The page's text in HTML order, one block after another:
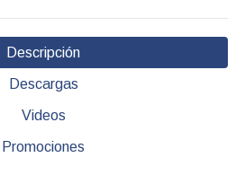
Descripción
Descargas
Videos
Promociones